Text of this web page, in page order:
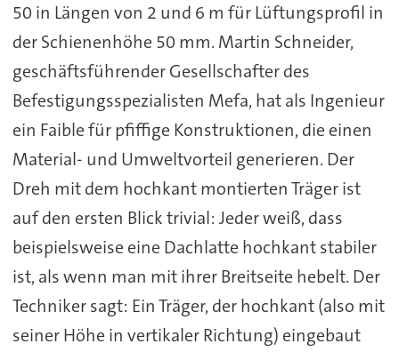
50 in Längen von 2 und 6 m für Lüftungsprofil in
der Schienenhöhe 50 mm. Martin Schneider,
geschäftsführender Gesellschafter des
Befestigungsspezialisten Mefa, hat als Ingenieur
ein Faible für pfiffige Konstruktionen, die einen
Material- und Umweltvorteil generieren. Der
Dreh mit dem hochkant montierten Träger ist
auf den ersten Blick trivial: Jeder weiß, dass
beispielsweise eine Dachlatte hochkant stabiler
ist, als wenn man mit ihrer Breitseite hebelt. Der
Techniker sagt: Ein Träger, der hochkant (also mit
seiner Höhe in vertikaler Richtung) eingebaut